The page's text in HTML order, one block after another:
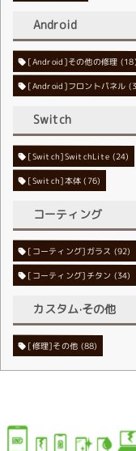
Android
[Android]その他の修理 (18)
[Android]フロントパネル
Switch
[Switch]SwitchLite (24)
[Switch]本体 (76)
コーティング
[コーティング]ガラス (92)
[コーティング]チタン (34)
カスタム·その他
[修理]その他 (88)